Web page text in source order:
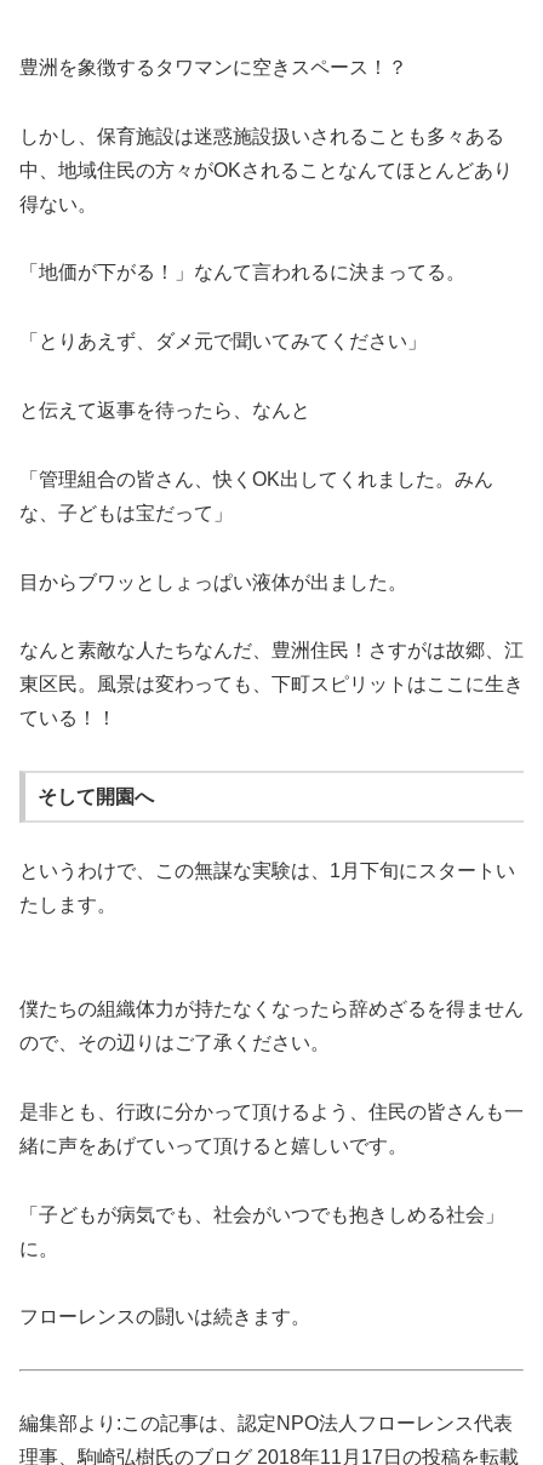
豊洲を象徴するタワマンに空きスペース！？
しかし、保育施設は迷惑施設扱いされることも多々ある
中、地域住民の方々がOKされることなんてほとんどあり
得ない。
「地価が下がる！」なんて言われるに決まってる。
「とりあえず、ダメ元で聞いてみてください」
と伝えて返事を待ったら、なんと
「管理組合の皆さん、快くOK出してくれました。みん
な、子どもは宝だって」
目からブワッとしょっぱい液体が出ました。
なんと素敵な人たちなんだ、豊洲住民！さすがは故郷、江
東区民。風景は変わっても、下町スピリットはここに生き
ている！！
そして開園へ
というわけで、この無謀な実験は、1月下旬にスタートい
たします。
僕たちの組織体力が持たなくなったら辞めざるを得ません
ので、その辺りはご了承ください。
是非とも、行政に分かって頂けるよう、住民の皆さんも一
緒に声をあげていって頂けると嬉しいです。
「子どもが病気でも、社会がいつでも抱きしめる社会」
に。
フローレンスの闘いは続きます。
編集部より:この記事は、認定NPO法人フローレンス代表
理事、駒崎弘樹氏のブログ 2018年11月17日の投稿を転載